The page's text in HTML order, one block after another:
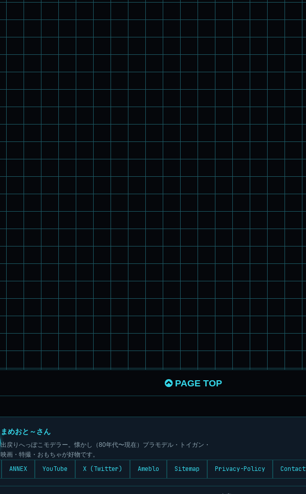
PAGE TOP
まめおと～さん
出戻りへっぽこモデラー。懐かし（80年代〜現在）プラモデル・トイガン・
映画・特撮・おもちゃが好物です。
ANNEX YouTube X (Twitter) Ameblo Sitemap Privacy-Policy Contact